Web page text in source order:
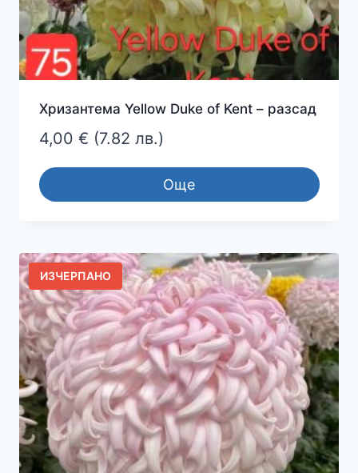
Хризантема Yellow Duke of Kent – разсад
4,00 € (7.82 лв.)
Още
ИЗЧЕРПАНО